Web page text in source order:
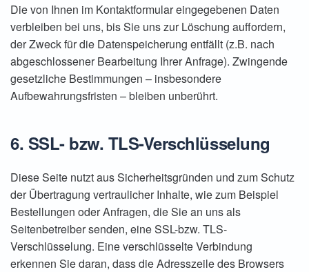
Die von Ihnen im Kontaktformular eingegebenen Daten
verbleiben bei uns, bis Sie uns zur Löschung auffordern,
der Zweck für die Datenspeicherung entfällt (z.B. nach
abgeschlossener Bearbeitung Ihrer Anfrage). Zwingende
gesetzliche Bestimmungen – insbesondere
Aufbewahrungsfristen – bleiben unberührt.
6. SSL- bzw. TLS-Verschlüsselung
Diese Seite nutzt aus Sicherheitsgründen und zum Schutz
der Übertragung vertraulicher Inhalte, wie zum Beispiel
Bestellungen oder Anfragen, die Sie an uns als
Seitenbetreiber senden, eine SSL-bzw. TLS-
Verschlüsselung. Eine verschlüsselte Verbindung
erkennen Sie daran, dass die Adresszeile des Browsers